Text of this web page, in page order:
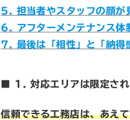
5. 担当者やスタッフの顔が
6. アフターメンテナンス体
7. 最後は「相性」と「納得
■ 1. 対応エリアは限定され
信頼できる工務店は、あえ